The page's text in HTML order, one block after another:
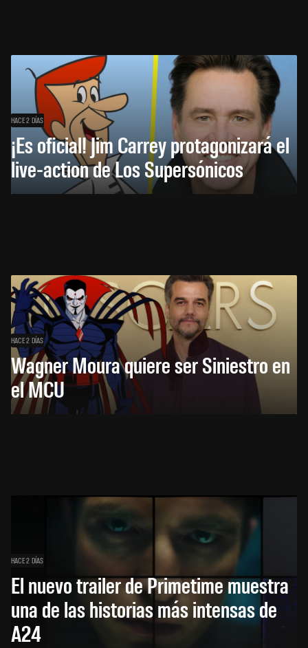
HACE 2 DÍAS
¡Es oficial! Jim Carrey protagonizará el
live-action de Los Supersónicos
HACE 2 DÍAS
Wagner Moura quiere ser Siniestro en
el MCU
HACE 2 DÍAS
El nuevo trailer de Primetime muestra
una de las historias más intensas de
A24